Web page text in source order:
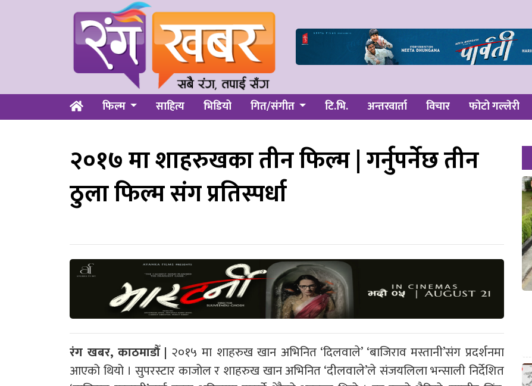
फिल्म साहित्य भिडियो गित/संगीत टि.भि. अन्तरवार्ता विचार फोटो गल्लेरी
२०१७ मा शाहरुखका तीन फिल्म | गर्नुपर्नेछ तीन
ठुला फिल्म संग प्रतिस्पर्धा
रंग खबर, काठमाडौँ | २०१५ मा शाहरुख खान अभिनित ‘दिलवाले’ ‘बाजिराव मस्तानी’संग प्रदर्शनमा
आएको थियो । सुपरस्टार काजोल र शाहरुख खान अभिनित ‘दीलवाले’ले संजयलिला भन्साली निर्देशित